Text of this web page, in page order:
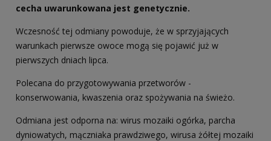
cecha uwarunkowana jest genetycznie.
Wczesność tej odmiany powoduje, że w sprzyjających
warunkach pierwsze owoce mogą się pojawić już w
pierwszych dniach lipca.
Polecana do przygotowywania przetworów -
konserwowania, kwaszenia oraz spożywania na świeżo.
Odmiana jest odporna na: wirus mozaiki ogórka, parcha
dyniowatych, mączniaka prawdziwego, wirusa żółtej mozaiki